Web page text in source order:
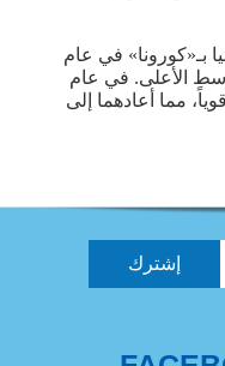
بـ«كورونا» في عام
الأعلى. في عام
قوياً، مما أعادهما إلى